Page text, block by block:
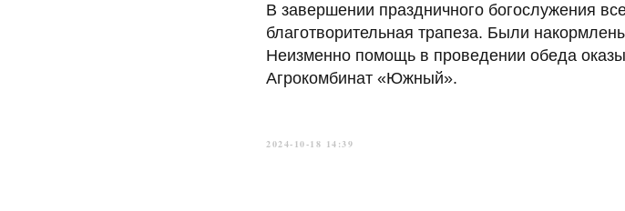
В завершении праздничного богослужения
благотворительная трапеза. Были
Неизменно помощь в проведении обеда
Агрокомбинат «Южный».
2024-10-18 14:39